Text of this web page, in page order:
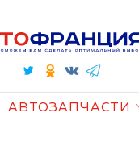
АВТОЗАПЧАСТИ